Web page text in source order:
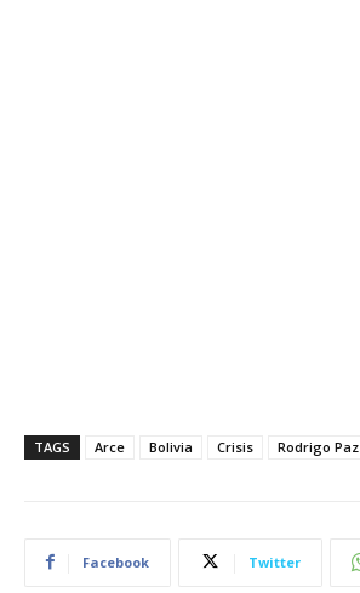
TAGS Arce Bolivia Crisis Rodrigo Paz
Facebook Twitter